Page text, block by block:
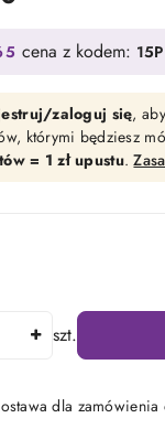
cena z kodem: 15P
zaloguj się,
którymi będziesz
= 1 zł upustu.
szt.
dla zamówienia